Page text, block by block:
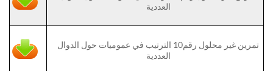
العددية
تمرين غير محلول رقم10 الترتيب في عموميات حول الدوال
العددية